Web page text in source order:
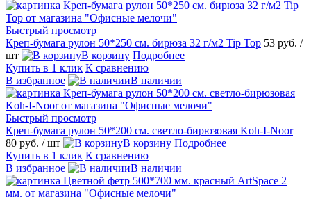
Быстрый просмотр
Креп-бумага рулон 50*250 см. бирюза 32 г/м2 Tip Top 53 руб. /
шт
В корзину Подробнее
Купить в 1 клик К сравнению
В избранное
В наличии
Быстрый просмотр
Креп-бумага рулон 50*200 см. светло-бирюзовая Koh-I-Noor
80 руб. / шт В корзину Подробнее
Купить в 1 клик К сравнению
В избранное
В наличии